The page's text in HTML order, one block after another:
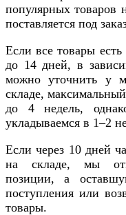
популярных товаров
поставляется под
Если все товары
до 14 дней, в
можно уточнить у
складе,
до 4 недель,
укладываемся в 1–2
Если через 10 дней
на складе, мы
позиции, а
поступления или
товары.